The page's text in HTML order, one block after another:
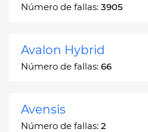
Número de fallas: 3905
Avalon Hybrid
Número de fallas: 66
Avensis
Número de fallas: 2